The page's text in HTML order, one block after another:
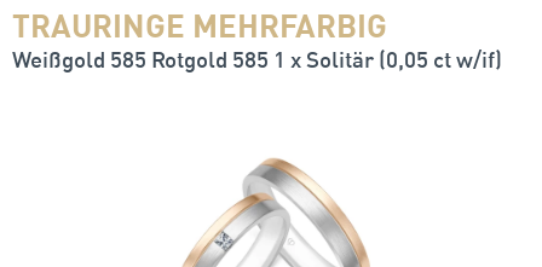
TRAURINGE MEHRFARBIG
Weißgold 585 Rotgold 585 1 x Solitär (0,05 ct w/if)